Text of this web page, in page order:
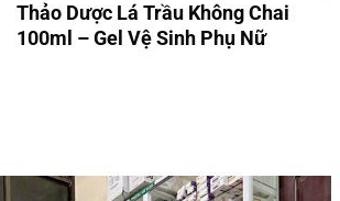
Thảo Dược Lá Trầu Không Chai
100ml – Gel Vệ Sinh Phụ Nữ